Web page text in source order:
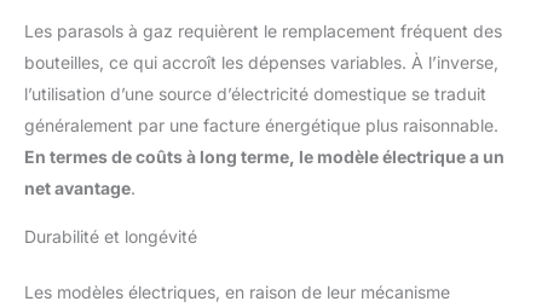
Les parasols à gaz requièrent le remplacement fréquent des
bouteilles, ce qui accroît les dépenses variables. À l’inverse,
l’utilisation d’une source d’électricité domestique se traduit
généralement par une facture énergétique plus raisonnable.
En termes de coûts à long terme, le modèle électrique a un
net avantage.
Durabilité et longévité
Les modèles électriques, en raison de leur mécanisme